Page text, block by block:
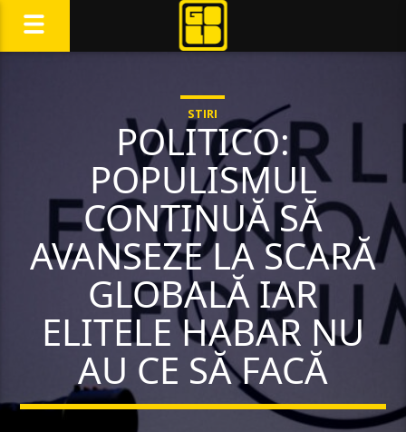
STIRI
POLITICO:
POPULISMUL
CONTINUĂ SĂ
AVANSEZE LA SCARĂ
GLOBALĂ IAR
ELITELE HABAR NU
AU CE SĂ FACĂ